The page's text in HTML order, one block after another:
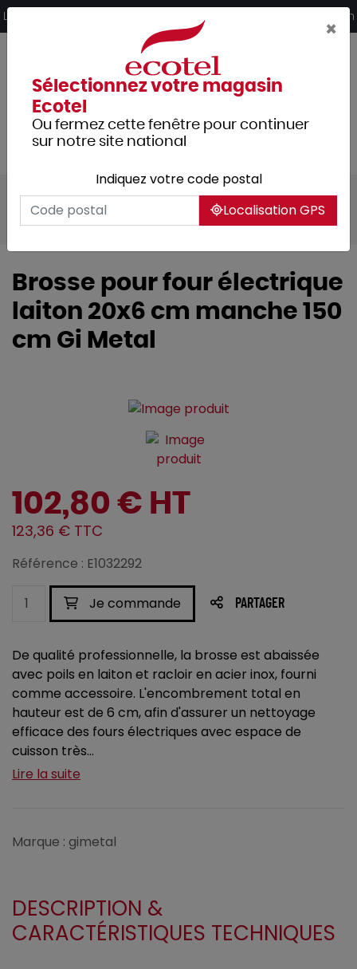
Livraison offerte dès 249€ HT d’achat et retrait 2h en magasin
Tous les produits
Hygiène et entretien
Nettoyage
Brosse pour four électrique
laiton 20x6 cm manche 150
cm Gi Metal
102,80 € HT
123,36 € TTC
Référence : E1032292
Je commande PARTAGER
De qualité professionnelle, la brosse est abaissée
avec poils en laiton et racloir en acier inox, fourni
comme accessoire. L'encombrement total en
hauteur est de 6 cm, afin d'assurer un nettoyage
efficace des fours électriques avec espace de
cuisson très...
Lire la suite
Marque : gimetal
DESCRIPTION &
CARACTÉRISTIQUES TECHNIQUES
×
Sélectionnez votre magasin
Ecotel
Ou fermez cette fenêtre pour continuer
sur notre site national
Indiquez votre code postal
Localisation GPS
Panneau de gestion des cookies